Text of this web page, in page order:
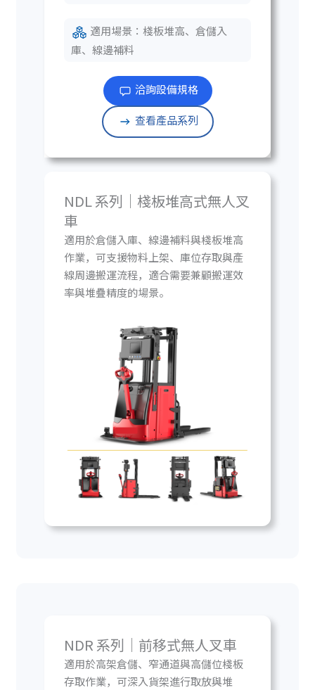
適用場景：棧板堆高、倉儲入
庫、線邊補料
洽詢設備規格
查看產品系列
NDL 系列｜棧板堆高式無人叉
車
適用於倉儲入庫、線邊補料與棧板堆高
作業，可支援物料上架、庫位存取與產
線周邊搬運流程，適合需要兼顧搬運效
率與堆疊精度的場景。
NDR 系列｜前移式無人叉車
適用於高架倉儲、窄通道與高儲位棧板
存取作業，可深入貨架進行取放與堆